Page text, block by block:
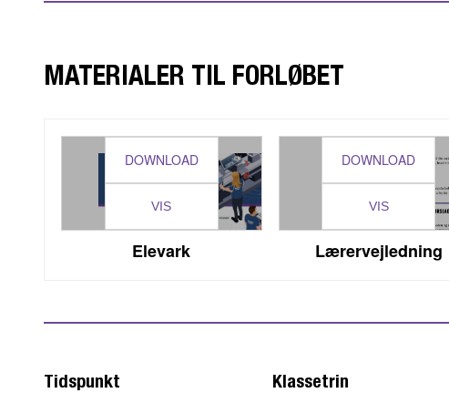
MATERIALER TIL FORLØBET
DOWNLOAD
VIS
Elevark
DOWNLOAD
VIS
Lærervejledning
Tidspunkt Klassetrin